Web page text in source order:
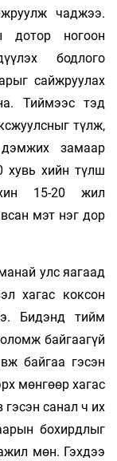
чаджээ.
ногоон
бодлого
сайжруулах
Тиймээс тэд
түлж,
замаар
хувь хийн түлш
15-20 жил
мэт нэг дор
улс яагаад
хагас коксон
Бидэнд тийм
байгаагүй
байгаа гэсэн
мөнгөөр хагас
гэсэн санал ч их
бохирдлыг
мөн. Гэхдээ